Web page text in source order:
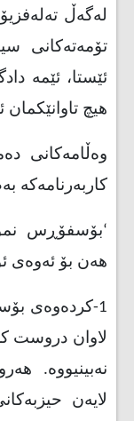
لەگەڵ
تۆمەتەکانی
ئێستا، ئێمە
هیچ تاوانێکمان
وەڵامەکانی
کاربەرنامەکە
‘بۆسفۆڕس
هەن بۆ ئەوەی
1
-کردەوەی
لاوان دروست
نەبینیووە.
لایەن